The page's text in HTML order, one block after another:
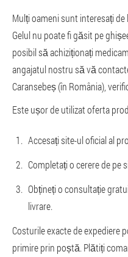
Mulți oameni sunt interesați
Gelul nu poate fi găsit pe
posibil să achiziționați
angajatul nostru să vă
Caransebeș (în România),
Este ușor de utilizat oferta
Accesați site-ul oficial al
Completați o cerere de pe
Obțineți o consultație
livrare.
Costurile exacte de expediere
primire prin poștă. Plătiți